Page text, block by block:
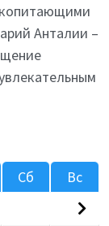
Анталии –
Сб
Вс